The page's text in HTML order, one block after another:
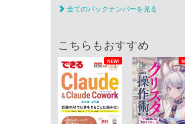
全てのバックナンバーを見る
こちらもおすすめ
NEW!